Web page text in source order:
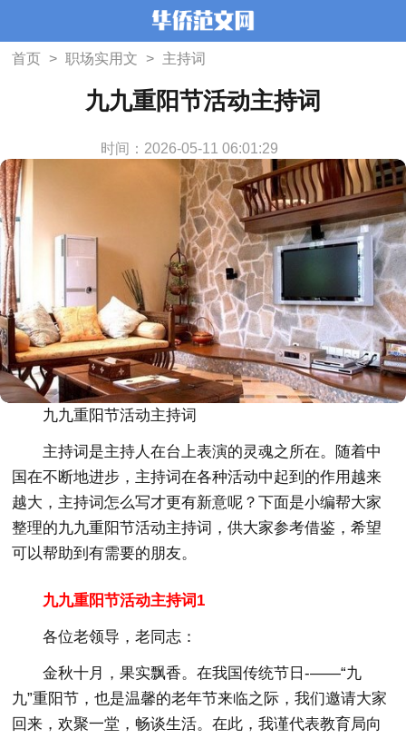
首页 > 职场实用文 > 主持词
九九重阳节活动主持词
时间：2026-05-11 06:01:29
九九重阳节活动主持词
主持词是主持人在台上表演的灵魂之所在。随着中
国在不断地进步，主持词在各种活动中起到的作用越来
越大，主持词怎么写才更有新意呢？下面是小编帮大家
整理的九九重阳节活动主持词，供大家参考借鉴，希望
可以帮助到有需要的朋友。
九九重阳节活动主持词1
各位老领导，老同志：
金秋十月，果实飘香。在我国传统节日-——“九
九”重阳节，也是温馨的老年节来临之际，我们邀请大家
回来，欢聚一堂，畅谈生活。在此，我谨代表教育局向